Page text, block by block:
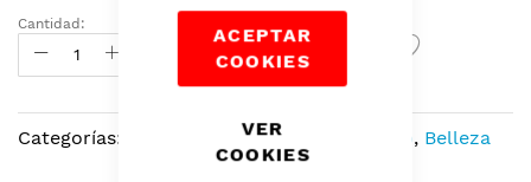
ACEPTAR
COOKIES
VER
COOKIES
Cantidad:
Agregar Al Carrito
Categorías: Coloración de Cabello Cabello, Belleza